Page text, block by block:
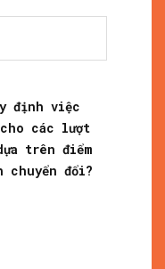
định việc
các lượt
trên điểm
chuyển đổi?